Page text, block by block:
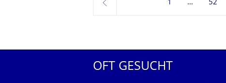
zurück
1 52
OFT GESUCHT